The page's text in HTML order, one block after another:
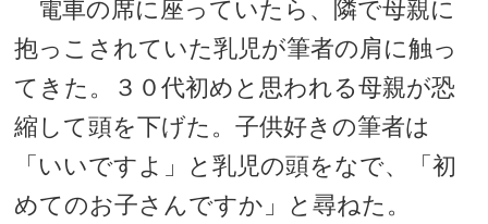
電車の席に座っていたら、隣で母親に
抱っこされていた乳児が筆者の肩に触っ
てきた。３０代初めと思われる母親が恐
縮して頭を下げた。子供好きの筆者は
「いいですよ」と乳児の頭をなで、「初
めてのお子さんですか」と尋ねた。